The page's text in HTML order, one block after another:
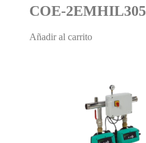
COE-2EMHIL305
Añadir al carrito